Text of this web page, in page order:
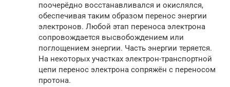
поочерёдно восстанавливался и окислялся,
обеспечивая таким образом перенос энергии
электронов. Любой этап переноса электрона
сопровождается высвобождением или
поглощением энергии. Часть энергии теряется.
На некоторых участках электрон-транспортной
цепи перенос электрона сопряжён с переносом
протона.